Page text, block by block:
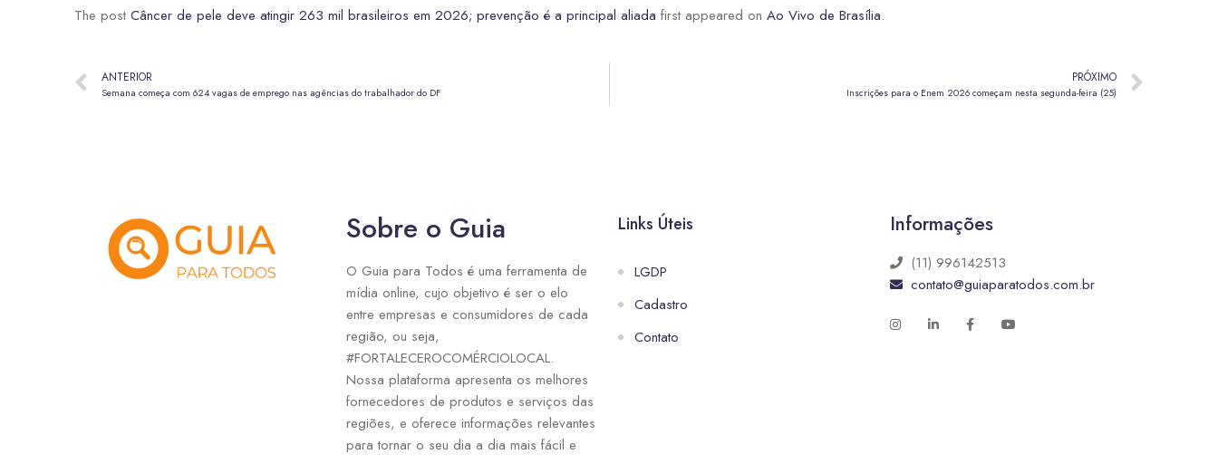
The post Câncer de pele deve atingir 263 mil brasileiros em 2026; prevenção é a principal aliada first appeared on Ao Vivo de Brasília.
ANTERIOR
Semana começa com 624 vagas de emprego nas agências do trabalhador do DF
PRÓXIMO
Inscrições para o Enem 2026 começam nesta segunda-feira (25)
Sobre o Guia
O Guia para Todos é uma ferramenta de
mídia online, cujo objetivo é ser o elo
entre empresas e consumidores de cada
região, ou seja,
#FORTALECEROCOMÉRCIOLOCAL.
Nossa plataforma apresenta os melhores
fornecedores de produtos e serviços das
regiões, e oferece informações relevantes
para tornar o seu dia a dia mais fácil e
Links Úteis
LGDP
Cadastro
Contato
Informações
(11) 996142513
contato@guiaparatodos.com.br